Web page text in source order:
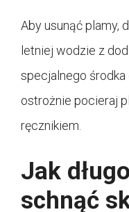
Aby usunąć plamy,
letniej wodzie z
specjalnego środka
ostrożnie pocieraj
ręcznikiem.
Jak
schnąć